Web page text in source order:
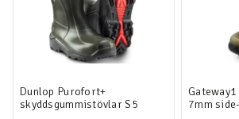
Dunlop Purofort+
skyddsgummistövlar S5
7mm